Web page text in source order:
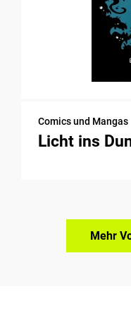
Comics und Mangas
Licht ins
Mehr